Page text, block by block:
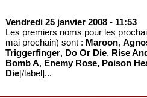
Vendredi 25 janvier 2008 - 11:53
Les premiers noms pour les
mai prochain) sont : Maroon,
Triggerfinger, Do Or Die, Rise
Bomb A, Enemy Rose, Poison
Die[/label]...